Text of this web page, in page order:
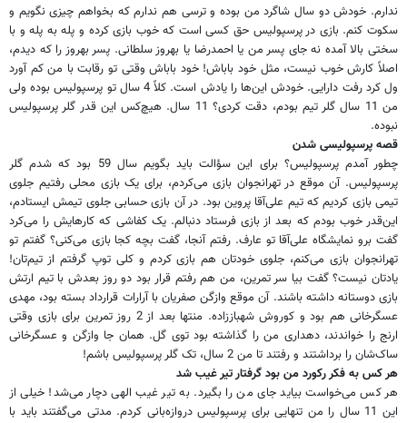
ندارم. خودش دو سال شاگرد من بوده و ترسی هم ندارم که بخواهم چیزی نگویم و
سکوت کنم. بازی در پرسپولیس حق کسی است که خوب بازی کرده و پله به پله و با
سختی بالا آمده نه جای پسر من یا احمدرضا یا بهروز سلطانی. پسر بهروز را که دیدم،
اصلاً کارش خوب نیست، مثل خود باباش! خود باباش وقتی تو رقابت با من کم آورد
ول کرد رفت دارایی. خودش این‌ها را یادش است. کلاً 4 سال تو پرسپولیس بوده ولی
من 11 سال گلر تیم بودم، دقت کردی؟ 11 سال. هیچ‌کس این قدر گلر پرسپولیس
نبوده.
قصه پرسپولیسی شدن
چطور آمدم پرسپولیس؟ برای این سؤالت باید بگویم سال 59 بود که شدم گلر
پرسپولیس. آن موقع در تهرانجوان بازی می‌کردم، برای یک بازی محلی رفتیم جلوی
تیمی بازی کردیم که تیم علی‌آقا پروین بود. در آن بازی حسابی جلوی تیمش ایستادم،
این‌قدر خوب بودم که بعد از بازی فرستاد دنبالم. یک کفاشی که کارهایش را می‌کرد
گفت برو نمایشگاه علی‌آقا تو عارف. رفتم آنجا، گفت بچه کجا بازی می‌کنی؟ گفتم تو
تهرانجوان بازی می‌کنم، جلوی خودتان هم بازی کردم و کلی توپ گرفتم از تیم‌تان!
یادتان نیست؟ گفت بیا سر تمرین، من هم رفتم قرار بود دو روز بعدش با تیم ارتش
بازی دوستانه داشته باشند. آن موقع وازگن صفریان با آرارات قرارداد بسته بود، مهدی
عسگرخانی هم بود و کوروش شهباززاده. منتها بعد از 2 روز تمرین برای بازی وقتی
ارنج را خواندند، دهداری من را گذاشته بود توی گل. همان جا وازگن و عسگرخانی
ساک‌شان را برداشتند و رفتند تا من 2 سال، تک گلر پرسپولیس باشم!
هر کس به فکر رکورد من بود گرفتار تیر غیب شد
هر کس می‌خواست بیاید جای من را بگیرد. به تیر غیب الهی دچار می‌شد! خیلی از
این 11 سال را من تنهایی برای پرسپولیس دروازه‌بانی کردم. مدتی می‌گفتند باید با